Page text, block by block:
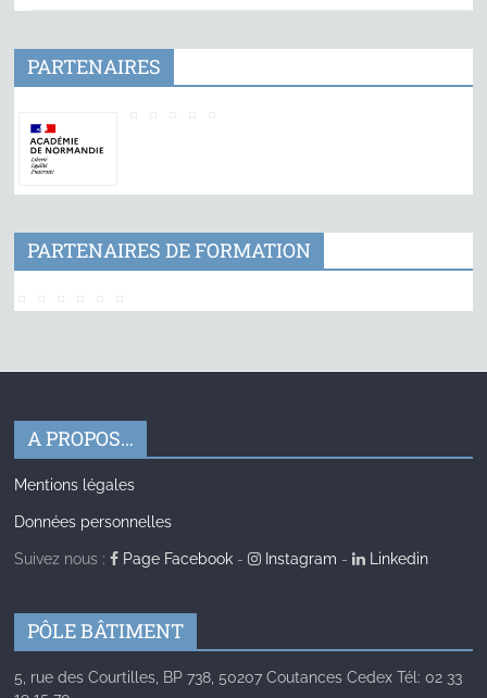
PARTENAIRES
PARTENAIRES DE FORMATION
A PROPOS…
Mentions légales
Données personnelles
Suivez nous : Page Facebook - Instagram - Linkedin
PÔLE BÂTIMENT
5, rue des Courtilles, BP 738, 50207 Coutances Cedex Tél: 02 33